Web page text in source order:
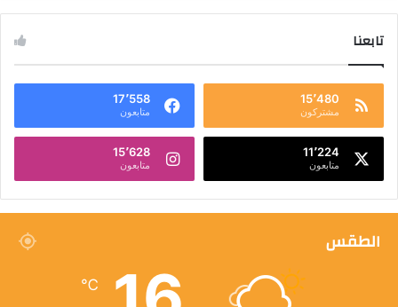
تابعنا
15٬480
مشتركون
17٬558
متابعون
11٬224
متابعون
15٬628
متابعون
الطقس
℃